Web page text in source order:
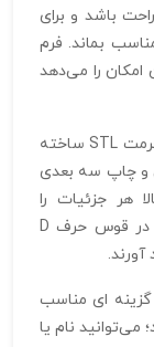
باشد و برای
بماند. فرم
امکان را می‌دهد
این آویز با بهره‌ گیری از نرم‌ افزار متریکس و فرمت STL ساخته
و چاپ سه‌ بعدی
هر جزئیات را
پرداخته‌ اند و سنگ‌ ها با حساسیت ویژه‌ ای در قوس حرف D
ای مناسب
می‌توانید نام یا